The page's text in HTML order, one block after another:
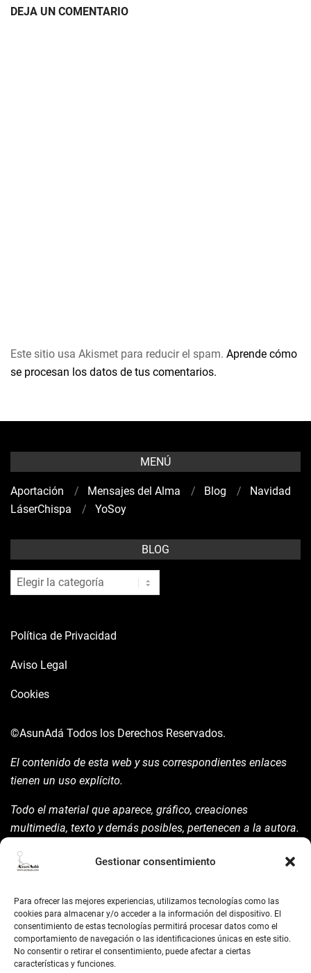
Gestionar consentimiento
Para ofrecer las mejores experiencias, utilizamos tecnologías como las
cookies para almacenar y/o acceder a la información del dispositivo. El
consentimiento de estas tecnologías permitirá procesar datos como el
comportamiento de navegación o las identificaciones únicas en este sitio.
No consentir o retirar el consentimiento, puede afectar a ciertas
características y funciones.
DEJA UN COMENTARIO
Este sitio usa Akismet para reducir el spam. Aprende cómo
se procesan los datos de tus comentarios.
MENÚ
Aportación Mensajes del Alma Blog
Navidad
LáserChispa
YoSoy
BLOG
blog
Política de Privacidad
Aviso Legal
Cookies
©AsunAdá Todos los Derechos Reservados.
El contenido de esta web y sus correspondientes enlaces
tienen un uso explícito.
Todo el material que aparece, gráfico, creaciones
multimedia, texto y demás posibles, pertenecen a la autora.
la mism para ello.
©AsunAdá ​Gracias.